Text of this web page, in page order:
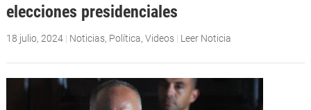
elecciones presidenciales
18 julio, 2024| Noticias, Política, Videos | Leer Noticia